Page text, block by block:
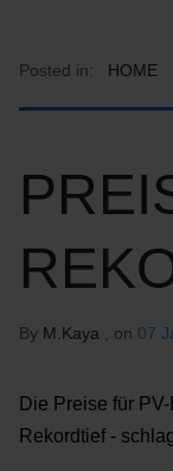
Posted in: HOME
By M.Kaya , on 07
Die Preise für
Rekordtief -